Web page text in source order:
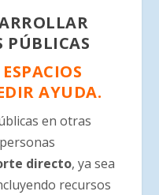
PÚBLICAS
AYUDA.
en otras
directo, ya sea
recursos